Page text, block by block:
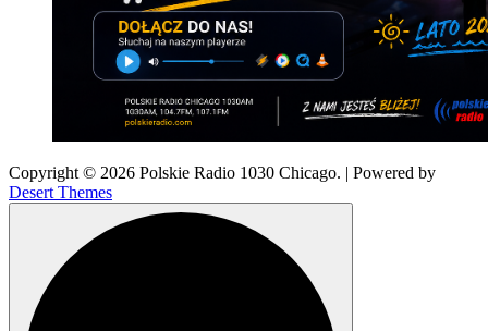
Copyright © 2026 Polskie Radio 1030 Chicago. | Powered by
Desert Themes